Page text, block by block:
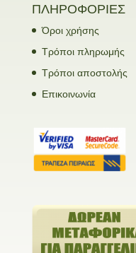
ΠΛΗΡΟΦΟΡΙΕΣ
Όροι χρήσης
Τρόποι πληρωμής
Τρόποι αποστολής
Επικοινωνία